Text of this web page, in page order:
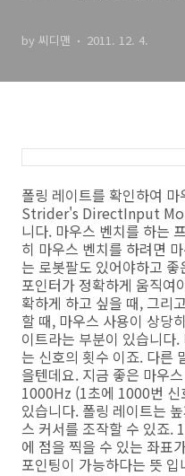
by 씨디맨 2011. 12. 4.
폴링 레이트를 확인하여
Strider's DirectInput
니다. 마우스 벤치를 하는
히 마우스 벤치를 하려면
는 로봇팔도 있어야하고
포인터가 정확하게 움직여
확하게 하고 싶을 때, 그리
할 때, 마우스 사용이 상당
이트라는 부분이 있습니다
는 신호의 횟수 이죠. 다른
을텐데요. 지금 좋은 마우
1000Hz (1초에 1000번 신
있습니다. 폴링 레이트는
스 커서를 조작할 수 있죠.
에 점을 찍을 수 있는 좌표
포인팅이 가능하다는 뜻 입